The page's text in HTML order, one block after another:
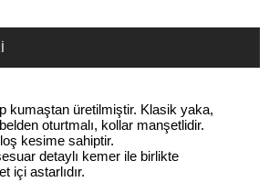
kumaştan üretilmiştir. Klasik yaka,
oturtmalı, kollar manşetlidir.
kesime sahiptir.
detaylı kemer ile birlikte
içi astarlıdır.